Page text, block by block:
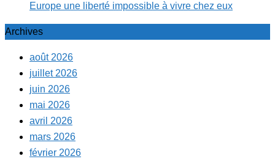
Europe une liberté impossible à vivre chez eux
Archives
août 2026
juillet 2026
juin 2026
mai 2026
avril 2026
mars 2026
février 2026